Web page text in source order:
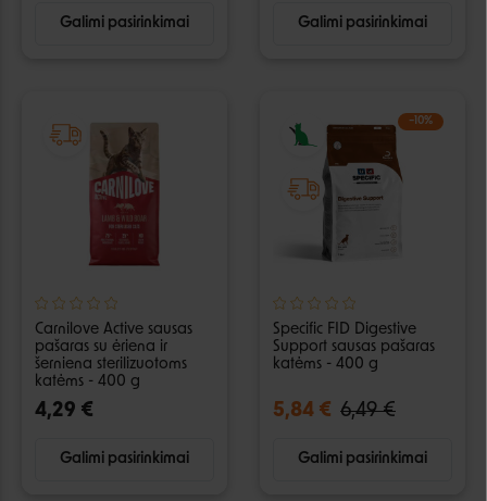
Galimi pasirinkimai Galimi pasirinkimai
Carnilove Active sausas
pašaras su ėriena ir
šerniena sterilizuotoms
katėms - 400 g
4,29 €
Galimi pasirinkimai
−10%
Specific FID Digestive
Support sausas pašaras
katėms - 400 g
5,84 € 6,49 €
Galimi pasirinkimai